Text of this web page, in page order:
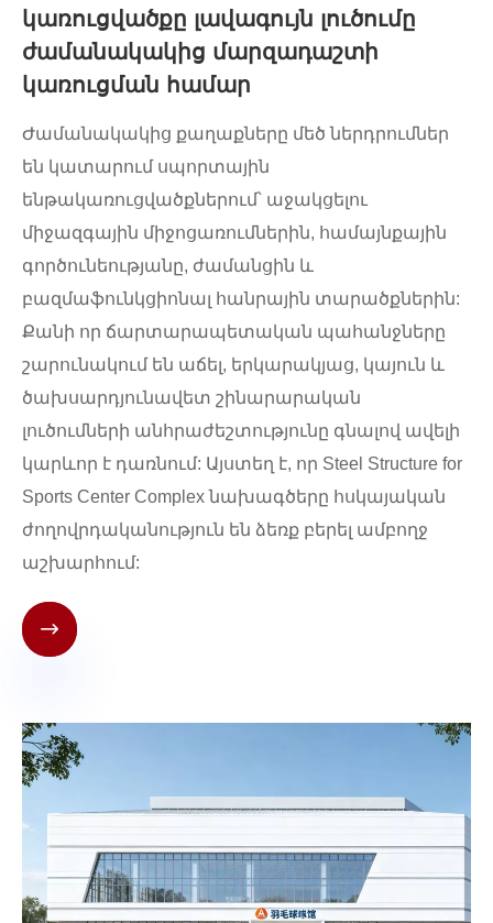
կառուցվածքը լավագույն լուծումը
ժամանակակից մարզադաշտի
կառուցման համար
Ժամանակակից քաղաքները մեծ ներդրումներ
են կատարում սպորտային
ենթակառուցվածքներում՝ աջակցելու
միջազգային միջոցառումներին, համայնքային
գործունեությանը, ժամանցին և
բազմաֆունկցիոնալ հանրային տարածքներին:
Քանի որ ճարտարապետական ​​պահանջները
շարունակում են աճել, երկարակյաց, կայուն և
ծախսարդյունավետ շինարարական
լուծումների անհրաժեշտությունը գնալով ավելի
կարևոր է դառնում: Այստեղ է, որ Steel Structure for
Sports Center Complex նախագծերը հսկայական
ժողովրդականություն են ձեռք բերել ամբողջ
աշխարհում:
